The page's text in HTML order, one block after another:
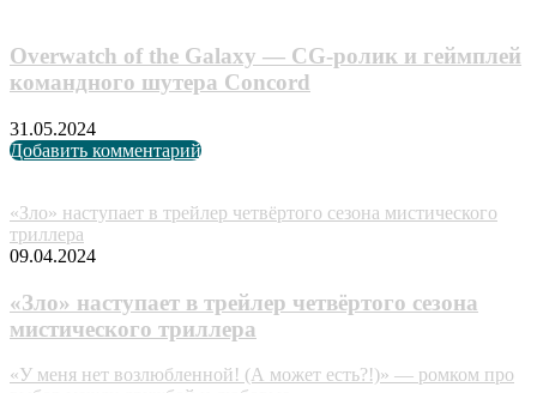
Overwatch of the Galaxy — CG-ролик и геймплей
командного шутера Concord
31.05.2024
Добавить комментарий
«Зло» наступает в трейлер четвёртого сезона мистического
триллера
09.04.2024
«Зло» наступает в трейлер четвёртого сезона
мистического триллера
«У меня нет возлюбленной! (А может есть?!)» — ромком про